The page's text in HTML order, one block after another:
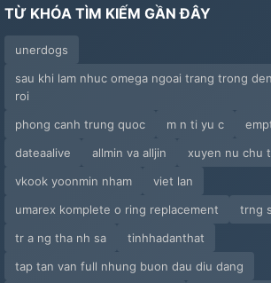
TỪ KHÓA TÌM KIẾM GẦN ĐÂY
unerdogs
sau khi lam nhuc omega ngoai trang trong
roi
phong canh trung quoc
m n ti yu c
dateaalive
allmin va alljin
xuyen nu chu
vkook yoonmin nham
viet lan
umarex komplete o ring replacement
trng
tr a ng tha nh sa
tinhhadanthat
tap tan van full nhung buon dau diu dang